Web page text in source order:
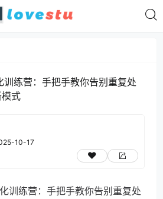
训练营：手把手教你告别重复处
式
10-17
训练营：手把手教你告别重复处